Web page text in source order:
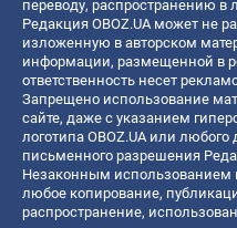
переводу, распространению в
Редакция OBOZ.UA может не
изложенную в авторском
информации, размещенной в
ответственность несет
Запрещено использование
сайте, даже с указанием
логотипа OBOZ.UA или любого
письменного разрешения
Незаконным использованием
любое копирование,
распространение,